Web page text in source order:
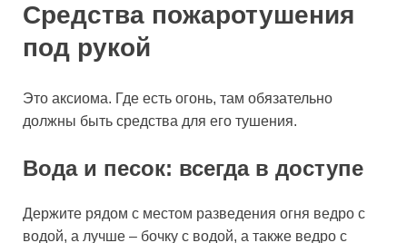
Средства пожаротушения
под рукой
Это аксиома. Где есть огонь, там обязательно
должны быть средства для его тушения.
Вода и песок: всегда в доступе
Держите рядом с местом разведения огня ведро с
водой, а лучше – бочку с водой, а также ведро с